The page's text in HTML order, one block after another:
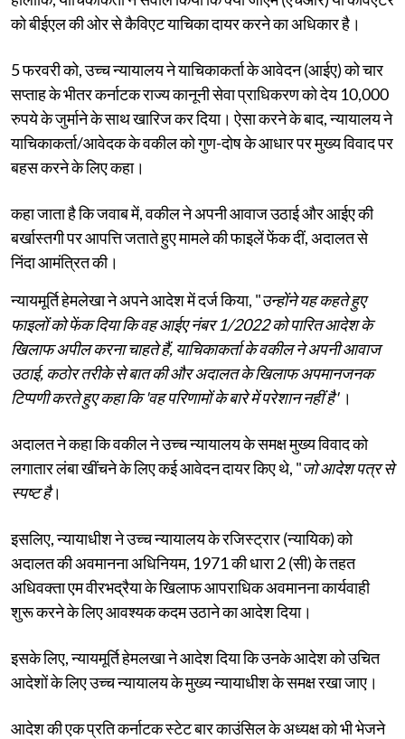
को बीईएल की ओर से कैविएट याचिका दायर करने का अधिकार है।
5 फरवरी को, उच्च न्यायालय ने याचिकाकर्ता के आवेदन (आईए) को चार
सप्ताह के भीतर कर्नाटक राज्य कानूनी सेवा प्राधिकरण को देय 10,000
रुपये के जुर्माने के साथ खारिज कर दिया। ऐसा करने के बाद, न्यायालय ने
याचिकाकर्ता/आवेदक के वकील को गुण-दोष के आधार पर मुख्य विवाद पर
बहस करने के लिए कहा।
कहा जाता है कि जवाब में, वकील ने अपनी आवाज उठाई और आईए की
बर्खास्तगी पर आपत्ति जताते हुए मामले की फाइलें फेंक दीं, अदालत से
निंदा आमंत्रित की।
न्यायमूर्ति हेमलेखा ने अपने आदेश में दर्ज किया, "उन्होंने यह कहते हुए
फाइलों को फेंक दिया कि वह आईए नंबर 1/2022 को पारित आदेश के
खिलाफ अपील करना चाहते हैं, याचिकाकर्ता के वकील ने अपनी आवाज
उठाई, कठोर तरीके से बात की और अदालत के खिलाफ अपमानजनक
टिप्पणी करते हुए कहा कि 'वह परिणामों के बारे में परेशान नहीं है'।
अदालत ने कहा कि वकील ने उच्च न्यायालय के समक्ष मुख्य विवाद को
लगातार लंबा खींचने के लिए कई आवेदन दायर किए थे, "जो आदेश पत्र से
स्पष्ट है।
इसलिए, न्यायाधीश ने उच्च न्यायालय के रजिस्ट्रार (न्यायिक) को
अदालत की अवमानना अधिनियम, 1971 की धारा 2 (सी) के तहत
अधिवक्ता एम वीरभद्रैया के खिलाफ आपराधिक अवमानना कार्यवाही
शुरू करने के लिए आवश्यक कदम उठाने का आदेश दिया।
इसके लिए, न्यायमूर्ति हेमलखा ने आदेश दिया कि उनके आदेश को उचित
आदेशों के लिए उच्च न्यायालय के मुख्य न्यायाधीश के समक्ष रखा जाए।
आदेश की एक प्रति कर्नाटक स्टेट बार काउंसिल के अध्यक्ष को भी भेजने